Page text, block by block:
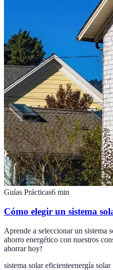
Guías Prácticas6 min
Cómo elegir un sistema
Aprende a seleccionar un sistema
ahorro energético con nuestros
ahorrar hoy!
sistema solar eficienteenergía solar